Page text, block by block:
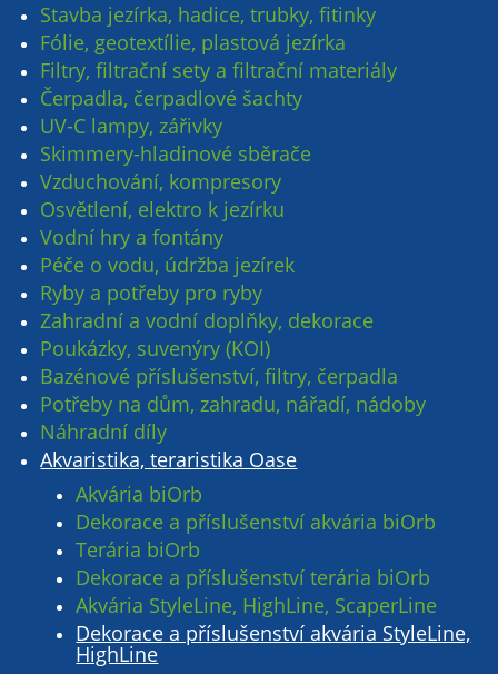
Stavba jezírka, hadice, trubky, fitinky
Fólie, geotextílie, plastová jezírka
Filtry, filtrační sety a filtrační materiály
Čerpadla, čerpadlové šachty
UV-C lampy, zářivky
Skimmery-hladinové sběrače
Vzduchování, kompresory
Osvětlení, elektro k jezírku
Vodní hry a fontány
Péče o vodu, údržba jezírek
Ryby a potřeby pro ryby
Zahradní a vodní doplňky, dekorace
Poukázky, suvenýry (KOI)
Bazénové příslušenství, filtry, čerpadla
Potřeby na dům, zahradu, nářadí, nádoby
Náhradní díly
Akvaristika, teraristika Oase
Akvária biOrb
Dekorace a příslušenství akvária biOrb
Terária biOrb
Dekorace a příslušenství terária biOrb
Akvária StyleLine, HighLine, ScaperLine
Dekorace a příslušenství akvária StyleLine,
HighLine